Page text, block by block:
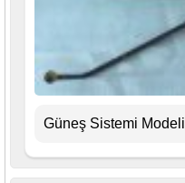
Güneş Sistemi Modeli